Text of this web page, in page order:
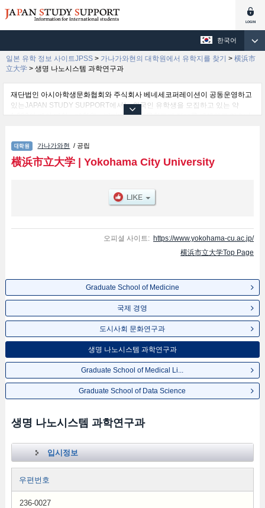
한국어
일본 유학 정보 사이트JPSS > 가나가와현의 대학원에서 유학지를 찾기 > 横浜市
立大学 > 생명 나노시스템 과학연구과
재단법인 아시아학생문화협회와 주식회사 베네세코퍼레이션이 공동운영하고
있는JAPAN STUDY SUPPORT에서는 외국인 유학생을 모집하고 있는 약
1,300여 개의 대학・대학원・단기대학・전문학교의 정보를 게재하고 있습니
School of Medicine및국제 경영및도시사회 문화연구과및생명 나노시스템 과
학연구과및Graduate School of Medical Life Science및Graduate School of
Data Science 등의 연구과별 정보, 모집정원과 합격자수 등의 입시정보, 시설
므로 많이 이용해 주시기 바랍니다.
가나가와현 / 공립
横浜市立大学| Yokohama City University
오피셜 사이트: https://www.yokohama-cu.ac.jp/
横浜市立大学Top Page
Graduate School of Medicine
국제 경영
도시사회 문화연구과
생명 나노시스템 과학연구과
Graduate School of Medical Li...
Graduate School of Data Science
생명 나노시스템 과학연구과
입시정보
우편번호
236-0027